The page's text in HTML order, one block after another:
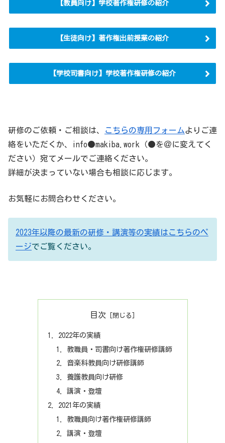
【教員向け】学校著作権研修の紹介
【生徒向け】著作権出前授業の紹介
【学校司書向け】学校著作権研修の紹介
研修のご依頼・ご相談は、 こちらの専用フォームよりご連
絡をいただくか、info●makiba.work（●を＠に変えてく
ださい）宛てメールでご連絡ください。
詳細が決まっていない場合も相談に応じます。
お気軽にお問合わせください。
2023年以降の最新の研修・講演等の実績はこちらのペ
ージでご覧ください。
目次
2022年の実績
教職員・司書向け著作権研修講師
音楽科教員向け研修講師
養護教員向け研修
講演・登壇
2021年の実績
教職員向け著作権研修講師
講演・登壇